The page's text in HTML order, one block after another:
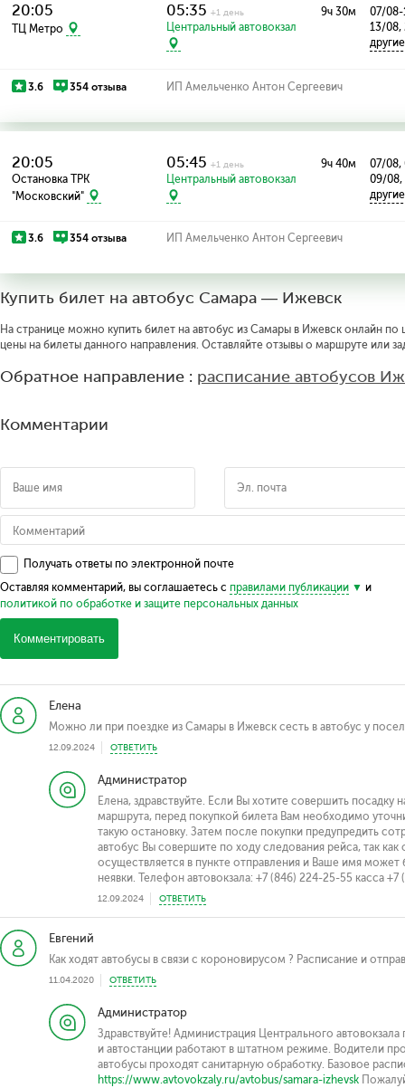
20:05
ТЦ Метро
05:35+1 день
Центральный автовокзал
9ч 30м
07/
13/08,
3.6 354 отзыва ИП Амельченко Антон Сергеевич
20:05
Остановка ТРК
"Московский"
05:45+1 день
Центральный автовокзал
9ч 40м
07/08,
09/08,
3.6 354 отзыва ИП Амельченко Антон Сергеевич
Купить билет на автобус Самара — Ижевск
На странице можно купить билет на автобус из Самары в Ижевск онлайн по
цены на билеты данного направления. Оставляйте отзывы о маршруте или
Обратное направление : расписание автобусов
Комментарии
Получать ответы по электронной почте
Оставляя комментарий, вы соглашаетесь с правилами публикации
и
политикой по обработке и защите персональных данных
Комментировать
Елена
Можно ли при поездке из Самары в Ижевск сесть в автобус у
12.09.2024 ОТВЕТИТЬ
Администратор
Елена, здравствуйте. Если Вы хотите совершить
маршрута, перед покупкой билета Вам необходимо
такую остановку. Затем после покупки предупредить
автобус Вы совершите по ходу следования рейса, так
осуществляется в пункте отправления и Ваше имя
неявки. Телефон автовокзала: +7 (846) 224-25-55 касса
12.09.2024 ОТВЕТИТЬ
Евгений
Как ходят автобусы в связи с короновирусом ? Расписание и
11.04.2020 ОТВЕТИТЬ
Администратор
Здравствуйте! Администрация Центрального
и автостанции работают в штатном режиме. Водители
автобусы проходят санитарную обработку. Базовое
https://www.avtovokzaly.ru/avtobus/samara-izhevsk